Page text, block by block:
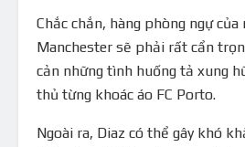
Chắc chắn, hàng phòng ngự
Manchester sẽ phải rất cẩn
cản những tình huống tả xung
thủ từng khoác áo FC Porto.
Ngoài ra, Diaz có thể gây khó